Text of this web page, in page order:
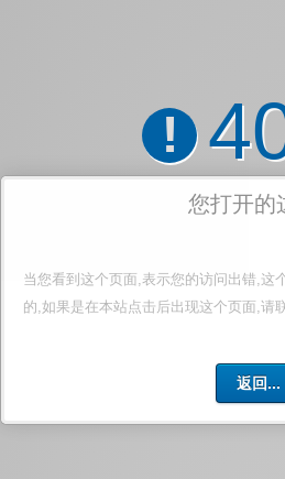
!
您打开的
当您看到这个页面,表示您的访问出错,这
的,如果是在本站点击后出现这个页面,请
返回...